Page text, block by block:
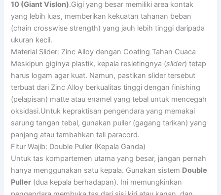
10 (Giant Vislon).Gigi yang besar memiliki area kontak
yang lebih luas, memberikan kekuatan tahanan beban
(chain crosswise strength) yang jauh lebih tinggi daripada
ukuran kecil.
Material Slider: Zinc Alloy dengan Coating Tahan Cuaca
Meskipun giginya plastik, kepala resletingnya (slider) tetap
harus logam agar kuat. Namun, pastikan slider tersebut
terbuat dari Zinc Alloy berkualitas tinggi dengan finishing
(pelapisan) matte atau enamel yang tebal untuk mencegah
oksidasi.Untuk kepraktisan pengendara yang memakai
sarung tangan tebal, gunakan puller (gagang tarikan) yang
panjang atau tambahkan tali paracord.
Fitur Wajib: Double Puller (Kepala Ganda)
Untuk tas kompartemen utama yang besar, jangan pernah
hanya menggunakan satu kepala. Gunakan sistem Double
Puller (dua kepala berhadapan). Ini memungkinkan